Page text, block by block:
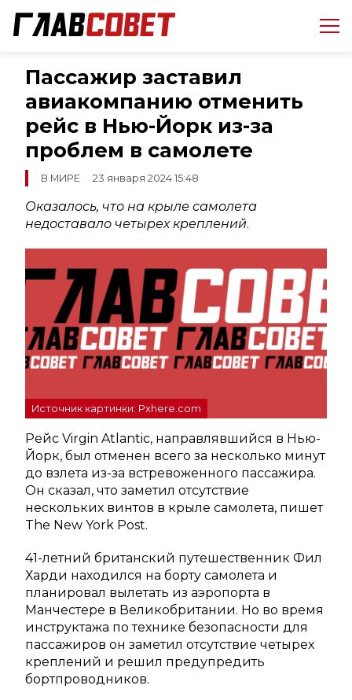
Пассажир заставил
авиакомпанию отменить
рейс в Нью-Йорк из-за
проблем в самолете
В МИРЕ 23 января 2024 15:48
Оказалось, что на крыле самолета
недоставало четырех креплений.
Источник картинки: Pxhere.com
Рейс Virgin Atlantic, направлявшийся в Нью-
Йорк, был отменен всего за несколько минут
до взлета из-за встревоженного пассажира.
Он сказал, что заметил отсутствие
нескольких винтов в крыле самолета, пишет
The New York Post.
41-летний британский путешественник Фил
Харди находился на борту самолета и
планировал вылетать из аэропорта в
Манчестере в Великобритании. Но во время
инструктажа по технике безопасности для
пассажиров он заметил отсутствие четырех
креплений и решил предупредить
бортпроводников.